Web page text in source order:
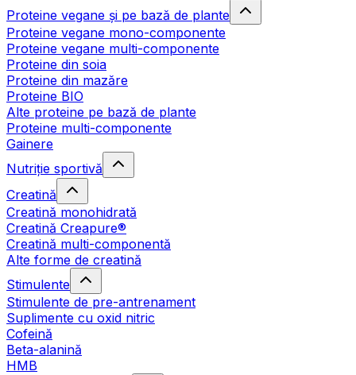
Proteine vegane și pe bază de plante
Proteine vegane mono-componente
Proteine vegane multi-componente
Proteine din soia
Proteine din mazăre
Proteine BIO
Alte proteine pe bază de plante
Proteine multi-componente
Gainere
Nutriție sportivă
Creatină
Creatină monohidrată
Creatină Creapure®
Creatină multi-componentă
Alte forme de creatină
Stimulente
Stimulente de pre-antrenament
Suplimente cu oxid nitric
Cofeină
Beta-alanină
HMB